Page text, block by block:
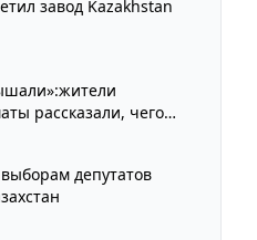
завод Kazakhstan
рассказали, чего
Курултая
депутатов